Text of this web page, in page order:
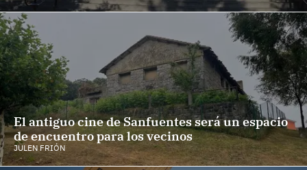
El antiguo cine de Sanfuentes será un espacio
de encuentro para los vecinos
JULEN FRIÓN